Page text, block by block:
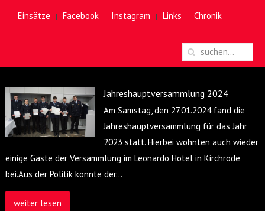
Einsätze Facebook Instagram Links Chronik
Jahreshauptversammlung 2024
Am Samstag, den 27.01.2024 fand die
Jahreshauptversammlung für das Jahr
2023 statt. Hierbei wohnten auch wieder
einige Gäste der Versammlung im Leonardo Hotel in Kirchrode
bei.Aus der Politik konnte der…
weiter lesen